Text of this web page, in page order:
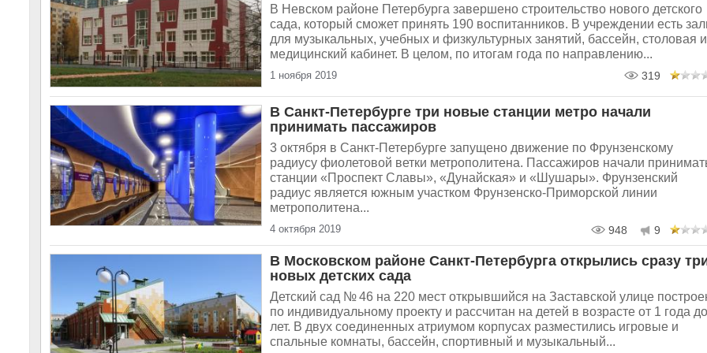
В Невском районе Петербурга завершено строительство нового детского
сада, который сможет принять 190 воспитанников. В учреждении есть
для музыкальных, учебных и физкультурных занятий, бассейн, столовая и
медицинский кабинет. В целом, по итогам года по направлению...
1 ноября 2019 319
В Санкт-Петербурге три новые станции метро начали
принимать пассажиров
3 октября в Санкт-Петербурге запущено движение по Фрунзенскому
радиусу фиолетовой ветки метрополитена. Пассажиров начали
станции «Проспект Славы», «Дунайская» и «Шушары». Фрунзенский
радиус является южным участком Фрунзенско-Приморской линии
метрополитена...
4 октября 2019 948 9
В Московском районе Санкт-Петербурга открылись сразу
новых детских сада
Детский сад № 46 на 220 мест открывшийся на Заставской улице
по индивидуальному проекту и рассчитан на детей в возрасте от 1 года
лет. В двух соединенных атриумом корпусах разместились игровые и
спальные комнаты, бассейн, спортивный и музыкальный...